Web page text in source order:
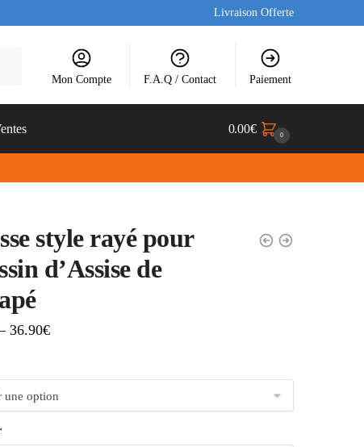
Livraison Offerte
Mon Compte F.A.Q / Contact Paiement
0.00€ 0
style rayé pour
d’Assise de
36.90€